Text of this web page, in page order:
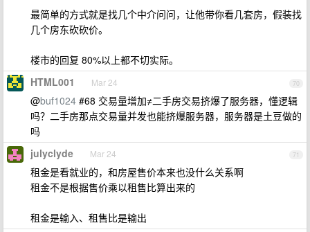
最简单的方式就是找几个中介问问，让他带你看几套房，假装找
几个房东砍砍价。
楼市的回复 80%以上都不切实际。
70
HTML001 Mar 24
@buf1024 #68 交易量增加≠二手房交易挤爆了服务器，懂逻辑
吗？二手房那点交易量并发也能挤爆服务器，服务器是土豆做的
吗
71
julyclyde Mar 24
租金是看就业的，和房屋售价本来也没什么关系啊
租金不是根据售价乘以租售比算出来的
租金是输入、租售比是输出